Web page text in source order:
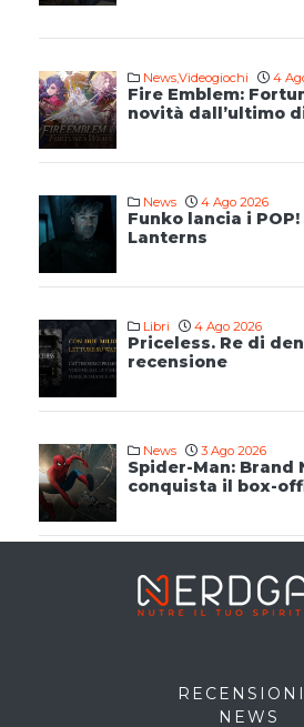
News,Videogiochi 4
Fire Emblem:
novità dall’ultimo
News 4 Ago 2026
Funko lancia i
Lanterns
Libri 4 Ago 2026
Priceless. Re di
recensione
News 3 Ago 2026
Spider-Man: Brand
conquista il box-
RECENSIONI
NEWS